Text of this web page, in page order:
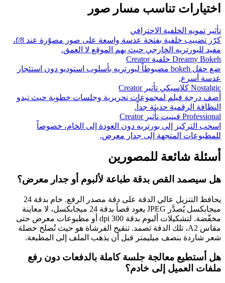
اختيارات تناسب مسار صور
تأثير تمويه الخلفية الاحترافي
كرّر تضبيب خلفية بفتحة عدسة واسعة على صور مصوّرة عند f/8،
مفيد للبورتريه الخارجي حيث يهم الموقع لا العمق.
Dreamy Bokeh خلفية Creator
ضع حقل bokeh مضبوطاً لبورتريه بأسلوب استوديو دون استئجار
عدسة أسرع.
Nostalgic كلاسيكي تأثير Creator
أضف درجة فيلم لمجموعات تحريرية وجلسات خطوبة حيث تبدو
النظافة الرقمية حديثة جداً.
Professional فينيت تأثير Creator
اسحب التركيز إلى بورتريه دون العودة إلى الخام، خصوصاً
للمطبوعات المتجهة إلى جدار معرض.
أسئلة شائعة للمصورين
هل سيصمد القص بدقة طباعة لألبوم أو جدار معرض؟
يحافظ التنزيل عالي الدقة على دقة مصدر الرفع. خام بدقة 24
ميجابكسل يُصدَّر JPEG يعود قصاً بدقة 24 ميجابكسل، لا معاينة
مخفّضة. لتشكيلات ألبوم بدقة 300 dpi أو مطبوعات معرض حتى
مقاس A2، تلك الدقة تصمد. تنقيح الفرشاة هو حيث تُصلح خصلة
شعر شاردة بنصف ميليمتر قبل أن يذهب الملف إلى المطبعة.
هل أستطيع معالجة جلسة كاملة بالدفعات دون رفع
ملفات العميل إلى خادم؟